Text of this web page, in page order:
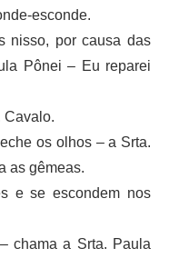
esconde.
por causa das
Pônei – Eu reparei
Cavalo.
os olhos – a Srta.
as gêmeas.
se escondem nos
chama a Srta. Paula